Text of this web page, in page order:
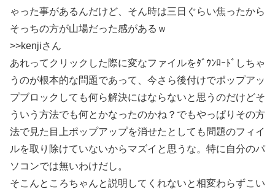
ゃった事があるんだけど、そん時は三日ぐらい焦ったから
そっちの方が山場だった感があるｗ
>>kenjiさん
あれってクリックした際に変なファイルをﾀﾞｳﾝﾛｰﾄﾞしちゃ
うのが根本的な問題であって、今さら後付けでポップアッ
プブロックしても何ら解決にはならないと思うのだけどそ
ういう方法でも何とかなったのかね？でもやっぱりその方
法で見た目上ポップアップを消せたとしても問題のフィイ
ルを取り除けていないからマズイと思うな。特に自分のパ
ソコンでは無いわけだし。
そこんところちゃんと説明してくれないと相変わらずこい